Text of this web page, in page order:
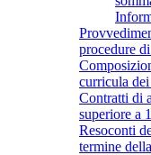
procedure
curricula
Contratti di
superiore a
Resoconti
termine